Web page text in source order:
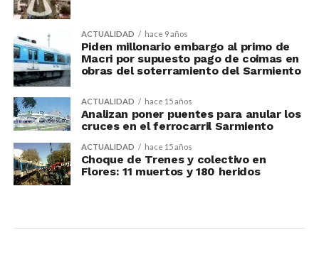
ACTUALIDAD hace 9 años
Piden millonario embargo al primo de
Macri por supuesto pago de coimas en
obras del soterramiento del Sarmiento
ACTUALIDAD hace 15 años
Analizan poner puentes para anular los
cruces en el ferrocarril Sarmiento
ACTUALIDAD hace 15 años
Choque de Trenes y colectivo en
Flores: 11 muertos y 180 heridos